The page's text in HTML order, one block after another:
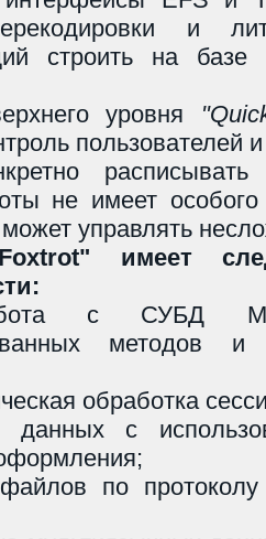
и
строить на базе
уровня
пользователей и
не имеет
управлять
имеет
с СУБД
методов и
обработка
с
по